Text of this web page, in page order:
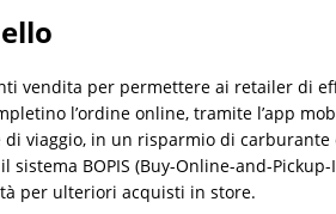
vendita per permettere ai retailer di
l’ordine online, tramite l’app
viaggio, in un risparmio di
sistema BOPIS (Buy-Online-and-
per ulteriori acquisti in store.